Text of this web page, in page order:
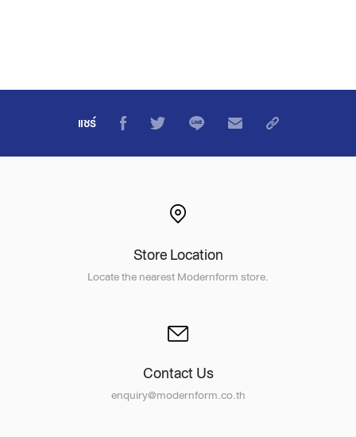
แชร์
Store Location
Locate the nearest Modernform store.
Contact Us
enquiry@modernform.co.th